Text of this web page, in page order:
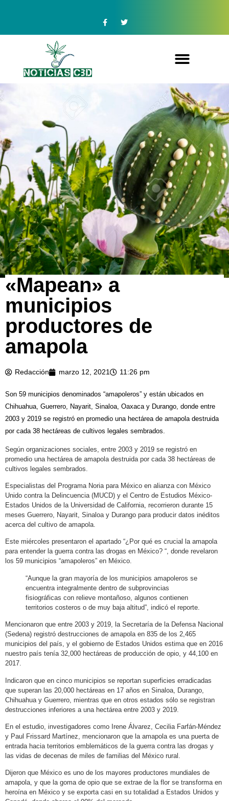
Opium production - latex flows from immature macadamia
(Poppy seed - Papaver somniferum)
«Mapean» a
municipios
productores de
amapola
Redacción marzo 12, 2021 11:26 pm
Son 59 municipios denominados “amapoleros” y están ubicados en
Chihuahua, Guerrero, Nayarit, Sinaloa, Oaxaca y Durango, donde entre
2003 y 2019 se registró en promedio una hectárea de amapola destruida
por cada 38 hectáreas de cultivos legales sembrados.
Según organizaciones sociales, entre 2003 y 2019 se registró en
promedio una hectárea de amapola destruida por cada 38 hectáreas de
cultivos legales sembrados.
Especialistas del Programa Noria para México en alianza con México
Unido contra la Delincuencia (MUCD) y el Centro de Estudios México-
Estados Unidos de la Universidad de California, recorrieron durante 15
meses Guerrero, Nayarit, Sinaloa y Durango para producir datos inéditos
acerca del cultivo de amapola.
Este miércoles presentaron el apartado “¿Por qué es crucial la amapola
para entender la guerra contra las drogas en México? “, donde revelaron
los 59 municipios “amapoleros” en México.
“Aunque la gran mayoría de los municipios amapoleros se
encuentra integralmente dentro de subprovincias
fisiográficas con relieve montañoso, algunos contienen
territorios costeros o de muy baja altitud”, indicó el reporte.
Mencionaron que entre 2003 y 2019, la Secretaría de la Defensa Nacional
(Sedena) registró destrucciones de amapola en 835 de los 2,465
municipios del país, y el gobierno de Estados Unidos estima que en 2016
nuestro país tenía 32,000 hectáreas de producción de opio, y 44,100 en
2017.
Indicaron que en cinco municipios se reportan superficies erradicadas
que superan las 20,000 hectáreas en 17 años en Sinaloa, Durango,
Chihuahua y Guerrero, mientras que en otros estados sólo se registran
destrucciones inferiores a una hectárea entre 2003 y 2019.
En el estudio, investigadores como Irene Álvarez, Cecilia Farfán-Méndez
y Paul Frissard Martínez, mencionaron que la amapola es una puerta de
entrada hacia territorios emblemáticos de la guerra contra las drogas y
las vidas de decenas de miles de familias del México rural.
Dijeron que México es uno de los mayores productores mundiales de
amapola, y que la goma de opio que se extrae de la flor se transforma en
heroína en México y se exporta casi en su totalidad a Estados Unidos y